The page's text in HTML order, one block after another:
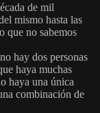
de mil
mismo hasta las
que no sabemos
hay dos personas
haya muchas
haya una única
combinación de